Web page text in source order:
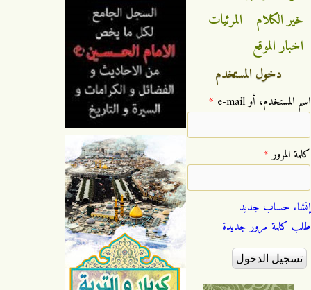
خير الكلام
المرئيات
اخبار الموقع
دخول المستخدم
‏اسم المستخدم، أو e-mail ‏ *
‏كلمة المرور ‏*
إنشاء حساب جديد
طلب كلمة مرور جديدة